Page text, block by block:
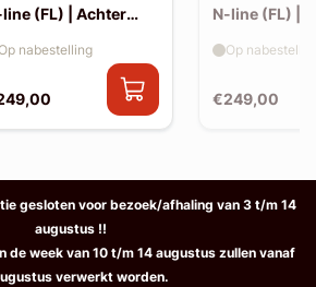
(FL) | Achter
nabestelling
N-line (FL) |
€249,00
Op
gesloten voor bezoek/afhaling van 3 t/m 14
augustus !!
de week van 10 t/m 14 augustus zullen vanaf
verwerkt worden.